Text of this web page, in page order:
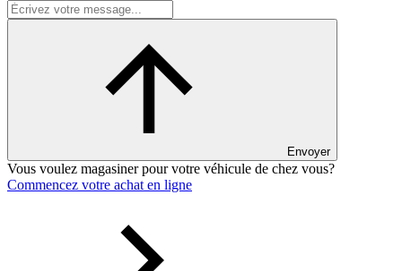
Envoyer
Vous voulez magasiner pour votre véhicule de chez vous?
Commencez votre achat en ligne